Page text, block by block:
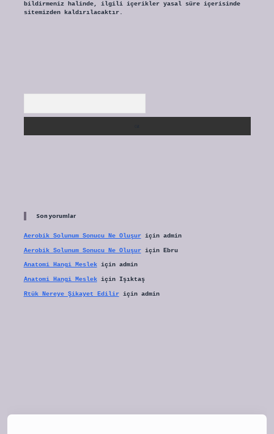
bildirmeniz halinde, ilgili içerikler yasal süre içerisinde
sitemizden kaldırılacaktır.
Son yorumlar
Aerobik Solunum Sonucu Ne Oluşuriçin admin
Aerobik Solunum Sonucu Ne Oluşuriçin Ebru
Anatomi Hangi Meslekiçin admin
Anatomi Hangi Meslekiçin Işıktaş
Rtük Nereye Şikayet Ediliriçin admin